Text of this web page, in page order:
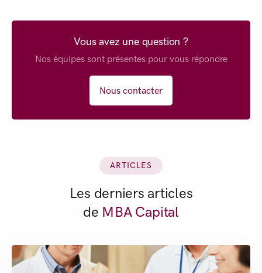
Vous avez une question ?
Nos équipes sont présentes pour vous répondre
Nous contacter
ARTICLES
Les derniers articles
de MBA Capital